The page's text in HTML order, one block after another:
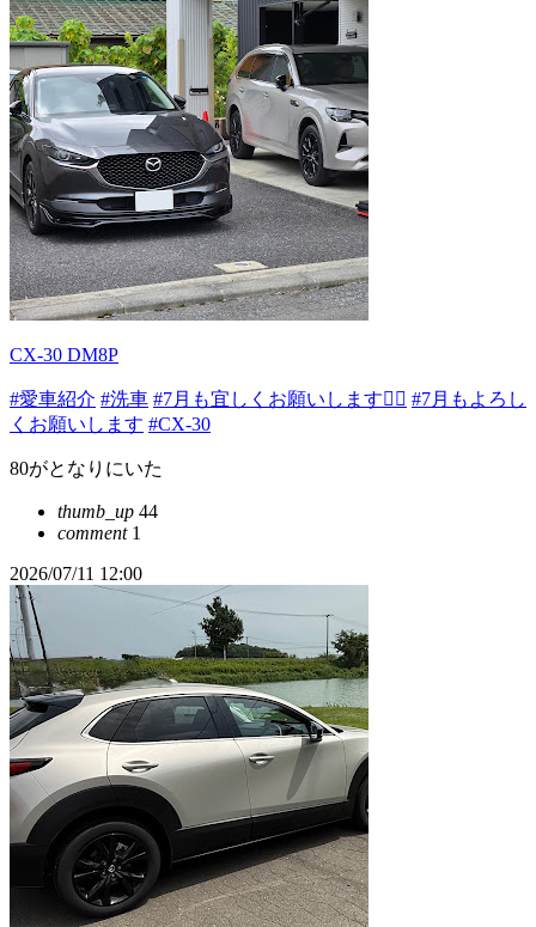
CX-30 DM8P
#愛車紹介 #洗車 #7月も宜しくお願いします🙇‍♂️ #7月もよろし
くお願いします #CX-30
80がとなりにいた
thumb_up 44
comment1
2026/07/11 12:00